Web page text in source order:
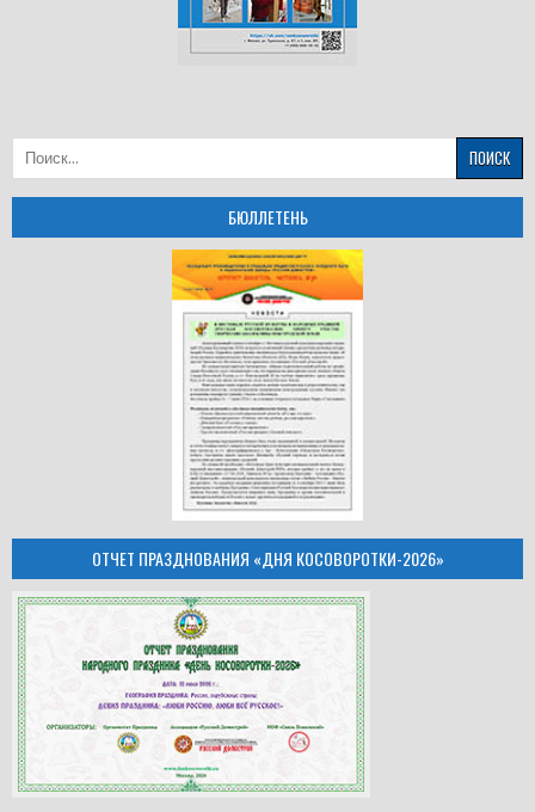
Найти:
БЮЛЛЕТЕНЬ
ОТЧЕТ ПРАЗДНОВАНИЯ «ДНЯ КОСОВОРОТКИ-2026»